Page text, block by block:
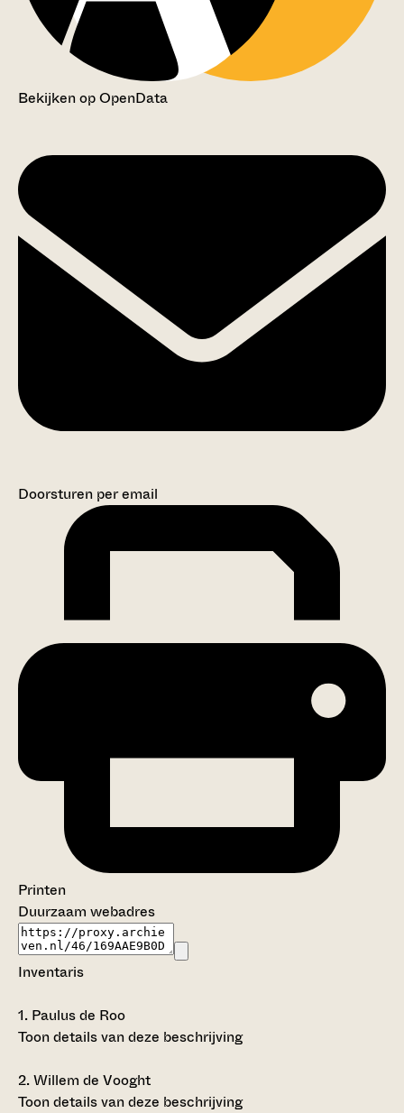
Bekijken op OpenData
Doorsturen per email
Printen
Duurzaam webadres
Inventaris
1. Paulus de Roo
Toon details van deze beschrijving
2.Willem de Vooght
Toon details van deze beschrijving